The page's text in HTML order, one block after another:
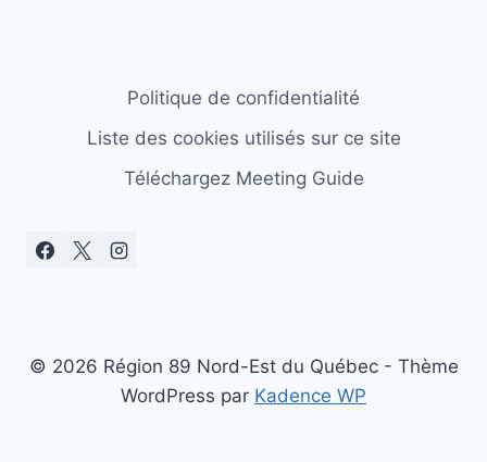
Politique de confidentialité
Liste des cookies utilisés sur ce site
Téléchargez Meeting Guide
© 2026 Région 89 Nord-Est du Québec - Thème
WordPress par Kadence WP